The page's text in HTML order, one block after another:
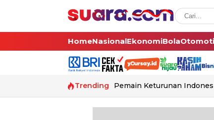
HomeNasionalEkonomiBola
Trending Pemain Keturunan